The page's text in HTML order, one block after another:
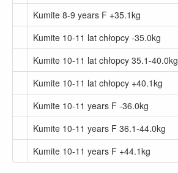
Kumite 8-9 years F +35.1kg
Kumite 10-11 lat chłopcy -35.0kg
Kumite 10-11 lat chłopcy 35.1-40.0kg
Kumite 10-11 lat chłopcy +40.1kg
Kumite 10-11 years F -36.0kg
Kumite 10-11 years F 36.1-44.0kg
Kumite 10-11 years F +44.1kg